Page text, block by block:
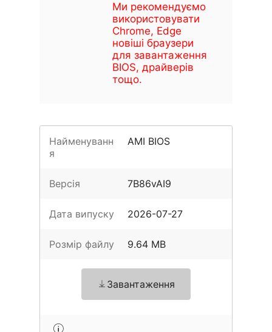
Ми рекомендуємо
використовувати
Chrome, Edge
новіші браузери
для завантаження
BIOS, драйверів
тощо.
Найменуванн
я
AMI BIOS
Версія 7B86vAI9
Дата випуску 2026-07-27
Розмір файлу 9.64 MB
Завантаження